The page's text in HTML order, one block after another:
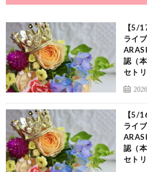
【5/
ライ
認（
セト
【5/
ライ
認（
セト